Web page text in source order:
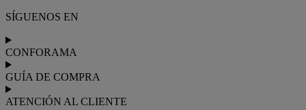
SÍGUENOS EN
CONFORAMA
GUÍA DE COMPRA
ATENCIÓN AL CLIENTE